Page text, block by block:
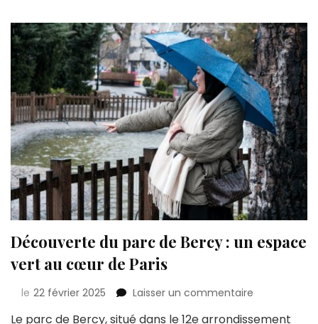
cœur
de
la
ville
Découverte du parc de Bercy : un espace
vert au cœur de Paris
le 22 février 2025 Laisser un commentaire
Le parc de Bercy, situé dans le 12e arrondissement